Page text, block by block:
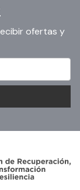
ofertas y